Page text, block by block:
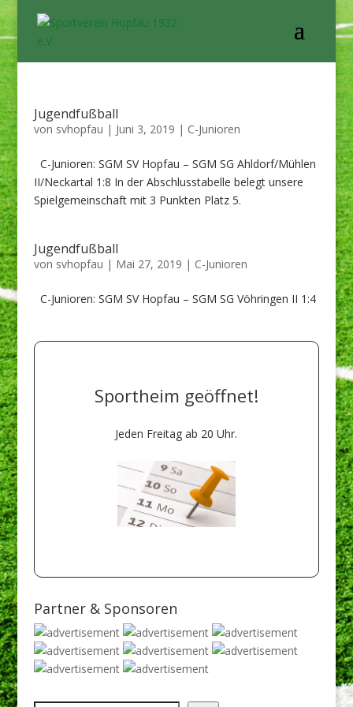
Jugendfußball
von svhopfau | Juni 3, 2019 | C-Junioren
C-Junioren: SGM SV Hopfau – SGM SG Ahldorf/Mühlen
II/Neckartal 1:8 In der Abschlusstabelle belegt unsere
Spielgemeinschaft mit 3 Punkten Platz 5.
Jugendfußball
von svhopfau | Mai 27, 2019 | C-Junioren
C-Junioren: SGM SV Hopfau – SGM SG Vöhringen II 1:4
Sportheim geöffnet!
Jeden Freitag ab 20 Uhr.
Heimspielen!
Partner & Sponsoren